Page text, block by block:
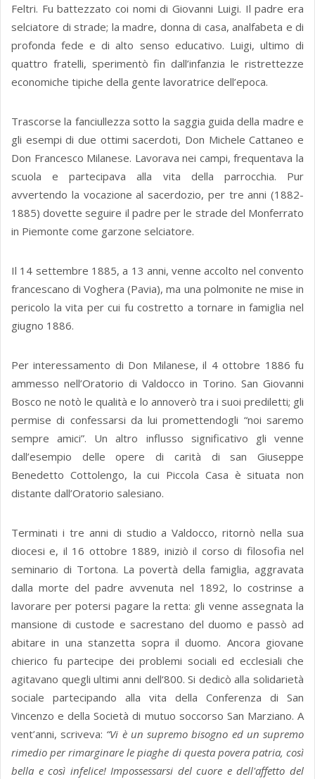
Feltri. Fu battezzato coi nomi di Giovanni Luigi. Il padre era
selciatore di strade; la madre, donna di casa, analfabeta e di
profonda fede e di alto senso educativo. Luigi, ultimo di
quattro fratelli, sperimentò fin dall’infanzia le ristrettezze
economiche tipiche della gente lavoratrice dell’epoca.
Trascorse la fanciullezza sotto la saggia guida della madre e
gli esempi di due ottimi sacerdoti, Don Michele Cattaneo e
Don Francesco Milanese. Lavorava nei campi, frequentava la
scuola e partecipava alla vita della parrocchia. Pur
avvertendo la vocazione al sacerdozio, per tre anni (1882-
1885) dovette seguire il padre per le strade del Monferrato
in Piemonte come garzone selciatore.
Il 14 settembre 1885, a 13 anni, venne accolto nel convento
francescano di Voghera (Pavia), ma una polmonite ne mise in
pericolo la vita per cui fu costretto a tornare in famiglia nel
giugno 1886.
Per interessamento di Don Milanese, il 4 ottobre 1886 fu
ammesso nell’Oratorio di Valdocco in Torino. San Giovanni
Bosco ne notò le qualità e lo annoverò tra i suoi prediletti; gli
permise di confessarsi da lui promettendogli “noi saremo
sempre amici”. Un altro influsso significativo gli venne
dall’esempio delle opere di carità di san Giuseppe
Benedetto Cottolengo, la cui Piccola Casa è situata non
distante dall’Oratorio salesiano.
Terminati i tre anni di studio a Valdocco, ritornò nella sua
diocesi e, il 16 ottobre 1889, iniziò il corso di filosofia nel
seminario di Tortona. La povertà della famiglia, aggravata
dalla morte del padre avvenuta nel 1892, lo costrinse a
lavorare per potersi pagare la retta: gli venne assegnata la
mansione di custode e sacrestano del duomo e passò ad
abitare in una stanzetta sopra il duomo. Ancora giovane
chierico fu partecipe dei problemi sociali ed ecclesiali che
agitavano quegli ultimi anni dell‘800. Si dedicò alla solidarietà
sociale partecipando alla vita della Conferenza di San
Vincenzo e della Società di mutuo soccorso San Marziano. A
vent’anni, scriveva: “Vi è un supremo bisogno ed un supremo
rimedio per rimarginare le piaghe di questa povera patria, così
bella e così infelice! Impossessarsi del cuore e dell'affetto del